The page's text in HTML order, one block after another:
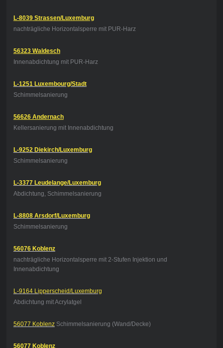
L-8039 Strassen/Luxemburg
nachträgliche Horizontalsperre mit PUR-Harz
56323 Waldesch
Innenabdichtung mit PUR-Harz
L-1251 Luxembourg/Stadt
Schimmelsanierung
56626 Andernach
Kellersanierung mit Innenabdichtung
L-9252 Diekirch/Luxemburg
Schimmelsanierung
L-3377 Leudelange/Luxemburg
Abdichtung, Schimmelsanierung
L-8808 Arsdorf/Luxemburg
Schimmelsanierung
56076 Koblenz
nachträgliche Horizontalsperre mit 2-Stufen Injektion und
Innenabdichtung
L-9164 Lipperscheid/Luxemburg
Abdichtung mit Acrylatgel
56077 KoblenzSchimmelsanierung (Wand/Decke)
56077 Koblenz